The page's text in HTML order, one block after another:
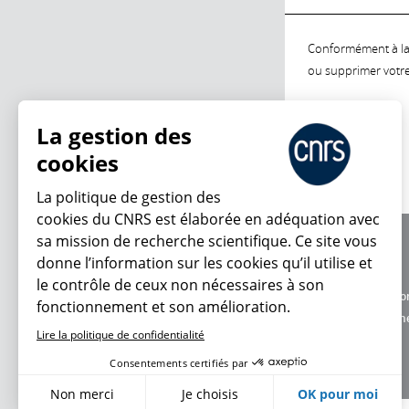
Conformément à
ou supprimer
Charte
Données
La gestion des
cookies
La politique de gestion des
cookies du CNRS est élaborée en adéquation avec
sa mission de recherche scientifique. Ce site vous
donne l’information sur les cookies qu’il utilise et
le contrôle de ceux non nécessaires à son
fonctionnement et son amélioration.
Lire la politique de confidentialité
Consentements certifiés par
Non merci Je choisis OK pour moi